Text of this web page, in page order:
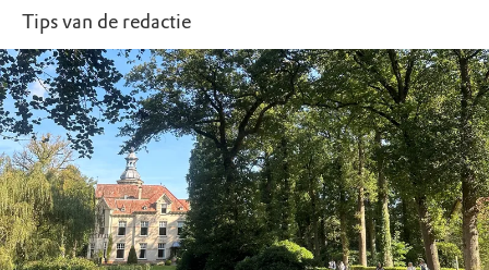
Tips van de redactie